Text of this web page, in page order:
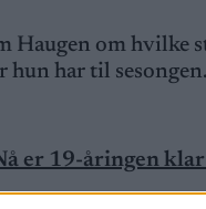
om hvilke
har til sesongen.
er 19-åringen